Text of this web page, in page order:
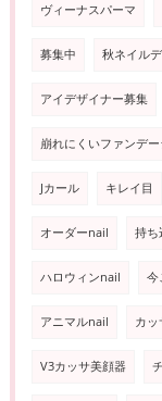
ヴィーナスパーマ
募集中 秋ネイル
アイデザイナー募集
崩れにくいファンデ
Jカール キレイ目
オーダーnail 持ち
ハロウィンnail 今
アニマルnail カッ
V3カッサ美顔器